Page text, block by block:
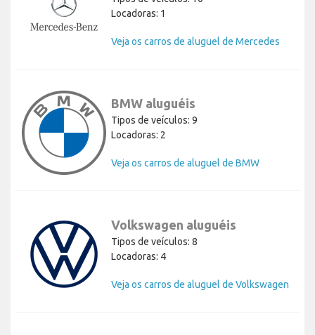
Locadoras: 1
Veja os carros de aluguel de Mercedes
BMW aluguéis
Tipos de veículos: 9
Locadoras: 2
Veja os carros de aluguel de BMW
Volkswagen aluguéis
Tipos de veículos: 8
Locadoras: 4
Veja os carros de aluguel de Volkswagen